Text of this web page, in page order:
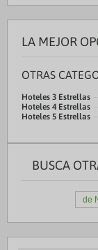
LA MEJOR
OTRAS
Hoteles 3 Estrellas
Hoteles 4 Estrellas
Hoteles 5 Estrellas
BUSCA
de